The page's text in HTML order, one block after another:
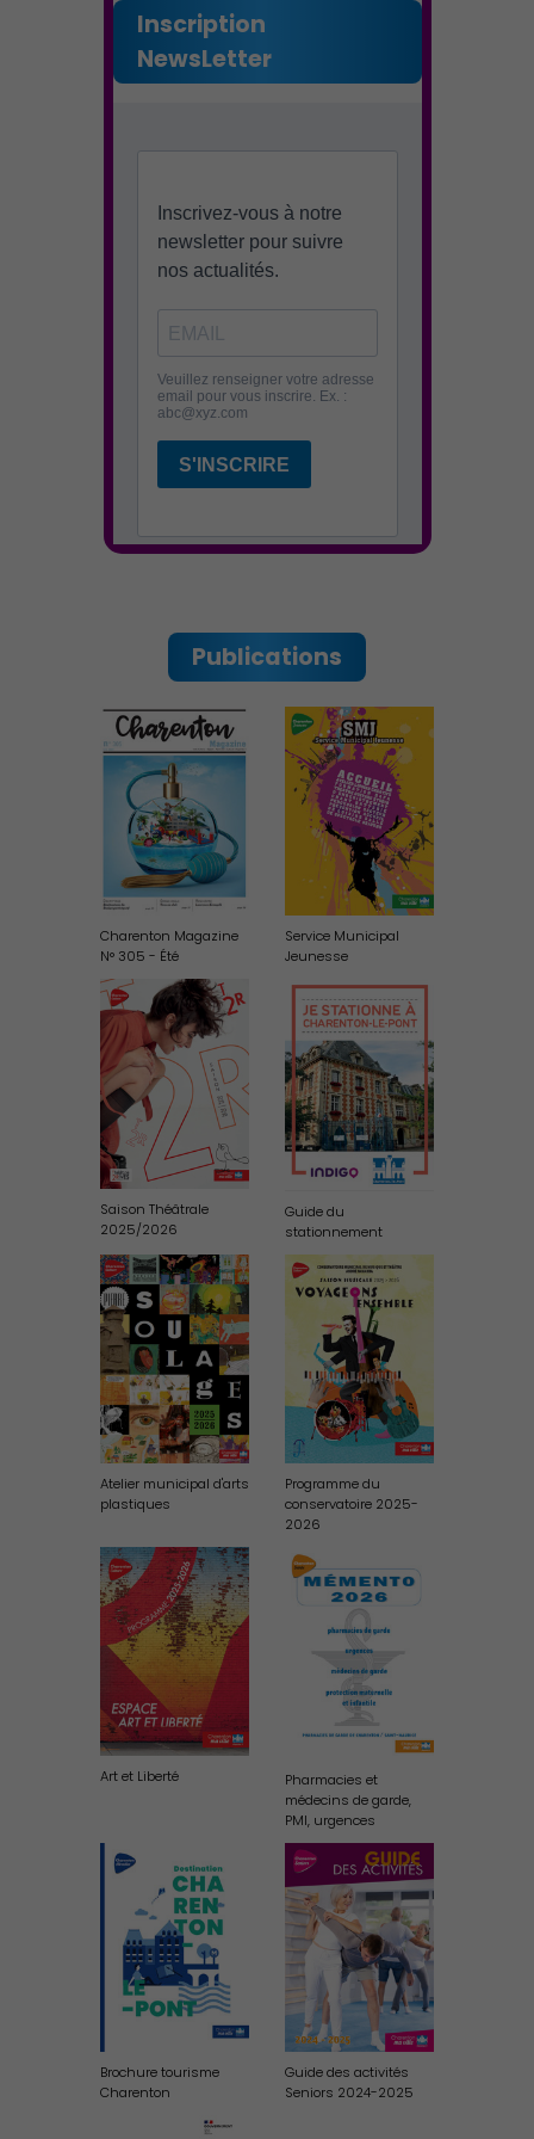
Environnement cadre de
vie
Culture
Économie Commerce
Emploi
Associations et Sports
Publication des actes
Inscription
NewsLetter
Publications
Charenton Magazine
N° 305 - Été
Service Municipal
Jeunesse
Saison Théâtrale
2025/2026
Guide du
stationnement
Atelier municipal d'arts
plastiques
Programme du
conservatoire 2025-
2026
Art et Liberté
Pharmacies et
médecins de garde,
PMI, urgences
Brochure tourisme
Charenton
Guide des activités
Seniors 2024-2025